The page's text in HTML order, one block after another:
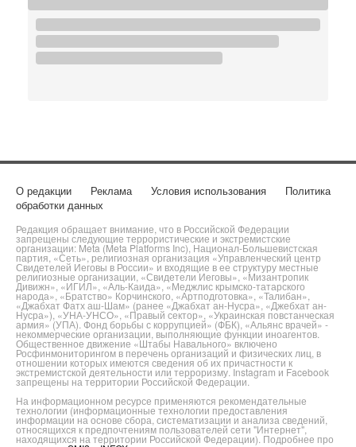
О редакции Реклама Условия использования
Политика
обработки данных
Редакция обращает внимание, что в Российской Федерации
запрещены следующие террористические и экстремистские
организации: Meta (Meta Platforms Inc), Национал-Большевистская
партия, «Сеть», религиозная организация «Управленческий центр
Свидетелей Иеговы в России» и входящие в ее структуру местные
религиозные организации, «Свидетели Иеговы», «Мизантропик
Дивижн», «ИГИЛ», «Аль-Каида», «Меджлис крымско-татарского
народа», «Братство» Корчинского, «Артподготовка», «Талибан»,
«Джабхат Фатх аш-Шам» (ранее «Джабхат ан-Нусра», «Джебхат ан-
Нусра»), «УНА-УНСО», «Правый сектор», «Украинская повстанческая
армия» (УПА). Фонд борьбы с коррупцией» (ФБК), «Альянс врачей» -
некоммерческие организации, выполняющие функции иноагентов.
Общественное движение «Штабы Навального» включено
Росфинмониторингом в перечень организаций и физических лиц, в
отношении которых имеются сведения об их причастности к
экстремистской деятельности или терроризму. Instagram и Facebook
запрещены на территории Российской Федерации.
На информационном ресурсе применяются рекомендательные
технологии (информационные технологии предоставления
информации на основе сбора, систематизации и анализа сведений,
относящихся к предпочтениям пользователей сети "Интернет",
находящихся на территории Российской Федерации). Подробнее про